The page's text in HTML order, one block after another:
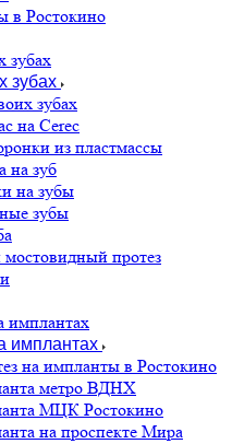
в Ростокино
зубах
зубах
на Cerec
из пластмассы
на зуб
на зубы
зубы
протез
имплантах
на импланты в Ростокино
метро ВДНХ
МЦК Ростокино
на проспекте Мира